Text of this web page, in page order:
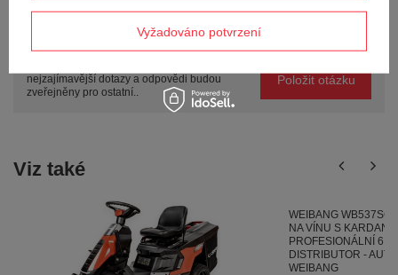
Potřebujete pomoc? Máte otázky?
nejzajímavější dotazy a odpovědi budou
zveřejněny pro ostatní..
Položit otázku
Viz také
WEIBANG WB537SC
NA VÍNU S
PROFESIONÁLNÍ 6,5
DISTRIBUTOR -
WEIBANG
Vyžadováno potvrzení